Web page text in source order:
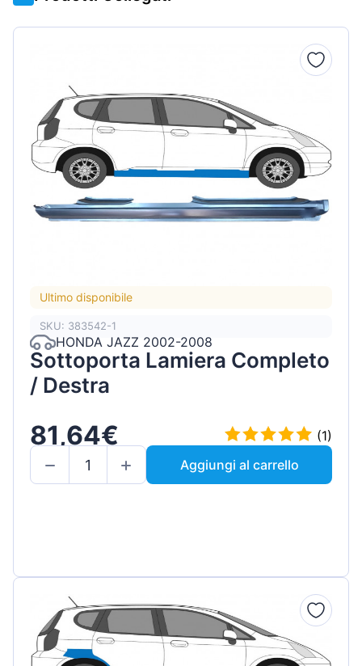
Ultimo disponibile
SKU: 383542-1
HONDA JAZZ 2002-2008
Sottoporta Lamiera Completo
/ Destra
81,64€
(1)
Aggiungi al carrello